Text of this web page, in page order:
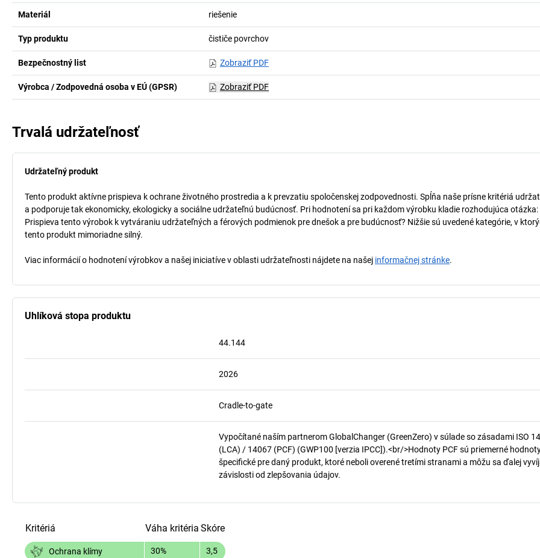
Materiál riešenie
Typ produktu čističe povrchov
Bezpečnostný list Zobraziť PDF
Výrobca / Zodpovedná osoba v EÚ (GPSR) Zobraziť PDF
Trvalá udržateľnosť
Udržateľný produkt
Tento produkt aktívne prispieva k ochrane životného prostredia a k prevzatiu spoločenskej zodpovednosti. Spĺňa naše prísne kritériá
a podporuje tak ekonomicky, ekologicky a sociálne udržateľnú budúcnosť. Pri hodnotení sa pri každom výrobku kladie rozhodujúca otázka:
Prispieva tento výrobok k vytváraniu udržateľných a férových podmienok pre dnešok a pre budúcnosť? Nižšie sú uvedené kategórie, v
tento produkt mimoriadne silný.
Viac informácií o hodnotení výrobkov a našej iniciatíve v oblasti udržateľnosti nájdete na našej informačnej stránke.
Uhlíková stopa produktu
44.144
2026
Cradle-to-gate
Vypočítané naším partnerom GlobalChanger (GreenZero) v súlade so zásadami ISO
(LCA) / 14067 (PCF) (GWP100 [verzia IPCC]).<br/>Hodnoty PCF sú priemerné
špecifické pre daný produkt, ktoré neboli overené tretími stranami a môžu sa ďalej
závislosti od zlepšovania údajov.
Kritériá Váha kritéria Skóre
Ochrana klímy 30% 3,5